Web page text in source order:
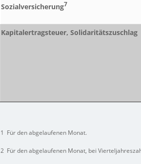
Sozialversicherung7
Kapitalertragsteuer, Solidaritätszuschlag
1 Für den abgelaufenen Monat.
2 Für den abgelaufenen Monat, bei